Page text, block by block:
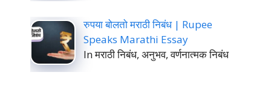
रुपया बोलतो मराठी निबंध | Rupee
Speaks Marathi Essay
In मराठी निबंध, अनुभव, वर्णनात्मक निबंध